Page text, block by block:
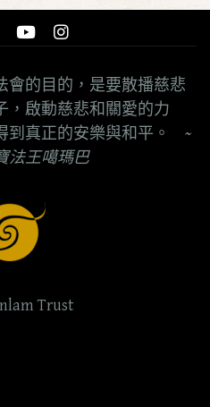
會的目的，是要散播慈悲
，啟動慈悲和關愛的力
到真正的安樂與和平。
~
法王噶瑪巴
Trust